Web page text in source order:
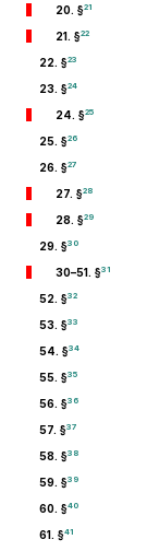
20. §21
21. §22
22. §23
23. §24
24. §25
25. §26
26. §27
27. §28
28. §29
29. §30
30–51. §31
52. §32
53. §33
54. §34
55. §35
56. §36
57. §37
58. §38
59. §39
60. §40
61. §41